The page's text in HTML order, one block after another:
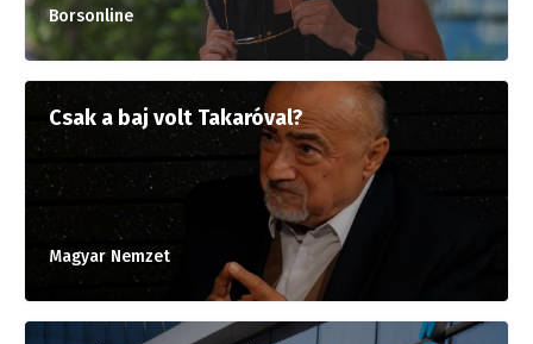
Borsonline
Csak a baj volt Takaróval?
Magyar Nemzet